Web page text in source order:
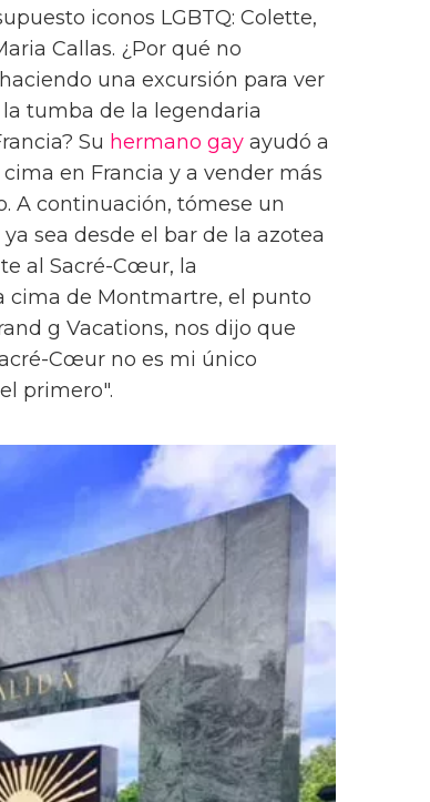
iconos LGBTQ: Colette,
Callas. ¿Por qué no
una excursión para ver
tumba de la legendaria
Su hermano gay ayudó a
en Francia y a vender más
A continuación, tómese un
sea desde el bar de la azotea
al Sacré-Cœur, la
cima de Montmartre, el punto
g Vacations, nos dijo que
Cœur no es mi único
primero".